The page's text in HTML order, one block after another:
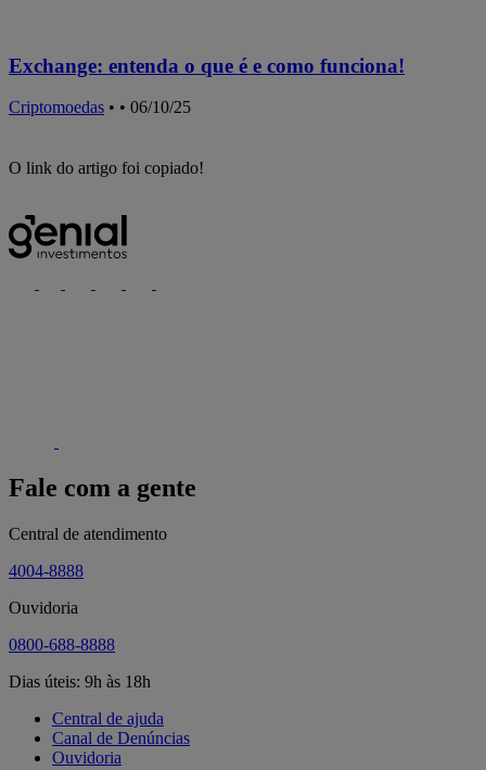
Exchange: entenda o que é e como funciona!
Criptomoedas • • 06/10/25
O link do artigo foi copiado!
Fale com a gente
Central de atendimento
4004-8888
Ouvidoria
0800-688-8888
Dias úteis: 9h às 18h
Central de ajuda
Canal de Denúncias
Ouvidoria